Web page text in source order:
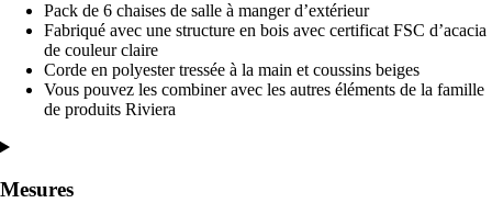
Pack de 6 chaises de salle à manger d’extérieur
Fabriqué avec une structure en bois avec certificat FSC d’acacia
de couleur claire
Corde en polyester tressée à la main et coussins beiges
Vous pouvez les combiner avec les autres éléments de la famille
de produits Riviera
Mesures